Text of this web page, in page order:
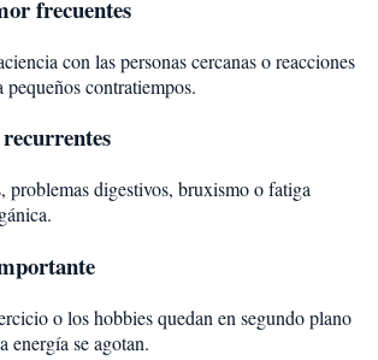
frecuentes
con las personas cercanas o reacciones
pequeños contratiempos.
problemas digestivos, bruxismo o fatiga
o los hobbies quedan en segundo plano
energía se agotan.